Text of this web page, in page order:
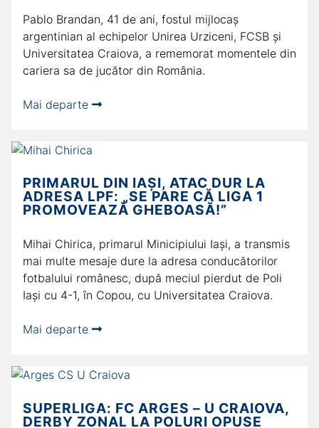
Pablo Brandan, 41 de ani, fostul mijlocaș
argentinian al echipelor Unirea Urziceni, FCSB și
Universitatea Craiova, a rememorat momentele din
cariera sa de jucător din România.
Mai departe
PRIMARUL DIN IAȘI, ATAC DUR LA
ADRESA LPF: „SE PARE CĂ LIGA 1
PROMOVEAZĂ GHEBOASĂ!”
Mihai Chirica, primarul Minicipiului Iași, a transmis
mai multe mesaje dure la adresa conducătorilor
fotbalului românesc, după meciul pierdut de Poli
Iaşi cu 4-1, în Copou, cu Universitatea Craiova.
Mai departe
SUPERLIGA: FC ARGES – U CRAIOVA,
DERBY ZONAL LA POLURI OPUSE